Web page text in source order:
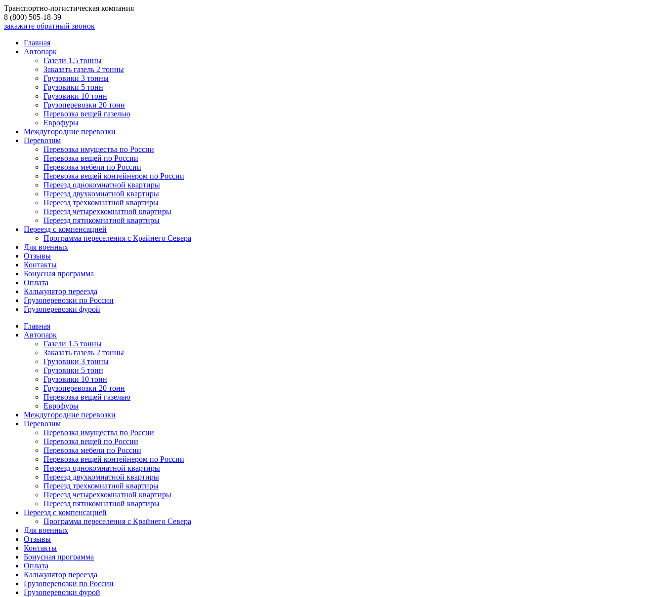
Транспортно-логистическая компания
8 (800) 505-18-39
закажите обратный звонок
Главная
Автопарк
Газели 1.5 тонны
Заказать газель 2 тонны
Грузовики 3 тонны
Грузовики 5 тонн
Грузовики 10 тонн
Грузоперевозки 20 тонн
Перевозка вещей газелью
Еврофуры
Междугородние перевозки
Перевозим
Перевозка имущества по России
Перевозка вещей по России
Перевозка мебели по России
Перевозка вещей контейнером по России
Переезд однокомнатной квартиры
Переезд двухкомнатной квартиры
Переезд трехкомнатной квартиры
Переезд четырехкомнатной квартиры
Переезд пятикомнатной квартиры
Переезд с компенсацией
Программа переселения с Крайнего Севера
Для военных
Отзывы
Контакты
Бонусная программа
Оплата
Калькулятор переезда
Грузоперевозки по России
Грузоперевозки фурой
Главная
Автопарк
Газели 1.5 тонны
Заказать газель 2 тонны
Грузовики 3 тонны
Грузовики 5 тонн
Грузовики 10 тонн
Грузоперевозки 20 тонн
Перевозка вещей газелью
Еврофуры
Междугородние перевозки
Перевозим
Перевозка имущества по России
Перевозка вещей по России
Перевозка мебели по России
Перевозка вещей контейнером по России
Переезд однокомнатной квартиры
Переезд двухкомнатной квартиры
Переезд трехкомнатной квартиры
Переезд четырехкомнатной квартиры
Переезд пятикомнатной квартиры
Переезд с компенсацией
Программа переселения с Крайнего Севера
Для военных
Отзывы
Контакты
Бонусная программа
Оплата
Калькулятор переезда
Грузоперевозки по России
Грузоперевозки фурой